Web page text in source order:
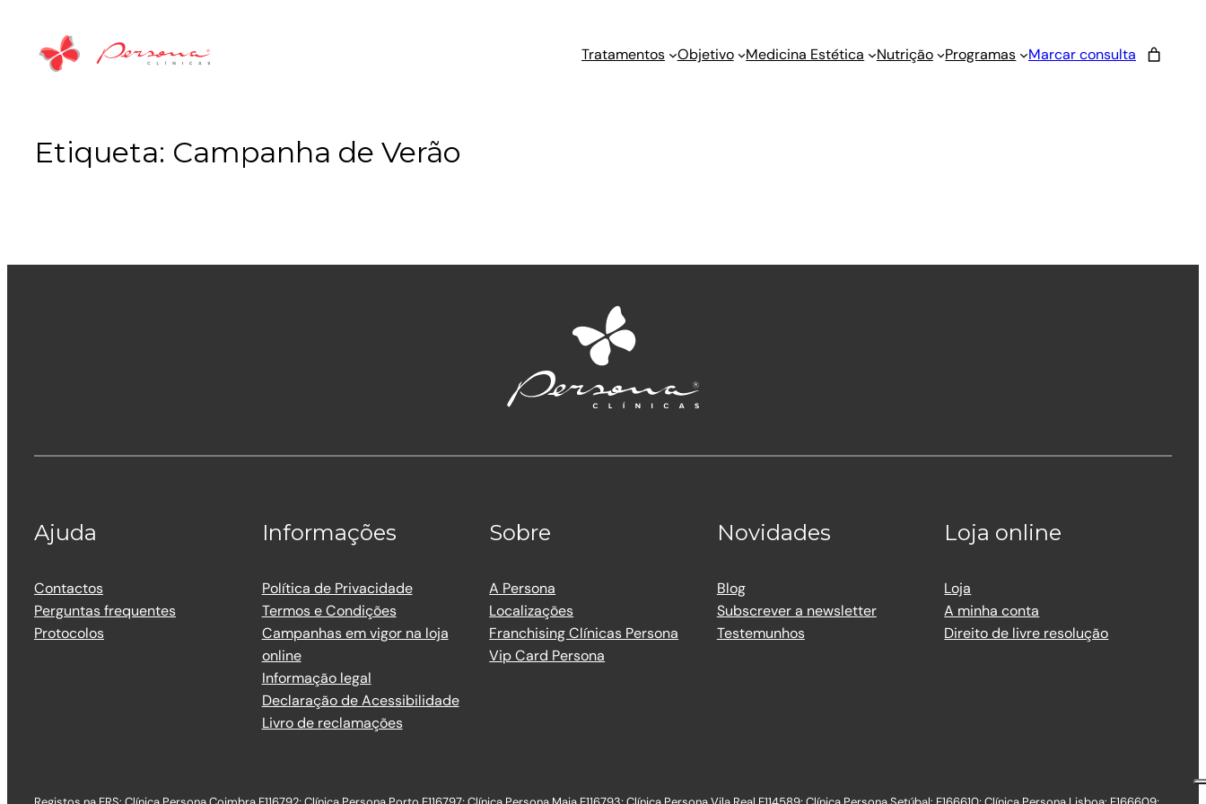
Tratamentos Objetivo Medicina Estética Nutrição Programas Marcar consulta
Etiqueta: Campanha de Verão
Ajuda
Contactos
Perguntas frequentes
Protocolos
Informações
Política de Privacidade
Termos e Condições
Campanhas em vigor na loja
online
Informação legal
Declaração de Acessibilidade
Livro de reclamações
Sobre
A Persona
Localizações
Franchising Clínicas Persona
Vip Card Persona
Novidades
Blog
Subscrever a newsletter
Testemunhos
Loja online
Loja
A minha conta
Direito de livre resolução